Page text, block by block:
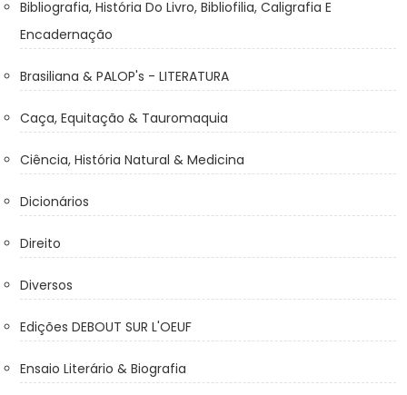
Bibliografia, História Do Livro, Bibliofilia, Caligrafia E
Encadernação
Brasiliana & PALOP's - LITERATURA
Caça, Equitação & Tauromaquia
Ciência, História Natural & Medicina
Dicionários
Direito
Diversos
Edições DEBOUT SUR L'OEUF
Ensaio Literário & Biografia